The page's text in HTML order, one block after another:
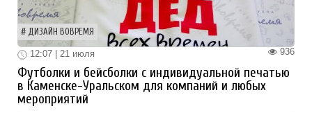
ДИЗАЙН ВОВРЕМЯ
936
12:07 | 21 июля
Футболки и бейсболки с индивидуальной печатью
в Каменске-Уральском для компаний и любых
мероприятий